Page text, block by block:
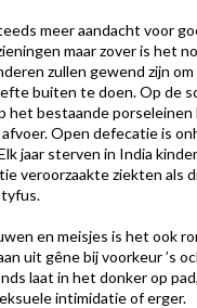
meer aandacht voor
maar zover is het
zullen gewend zijn om
buiten te doen. Op de
het bestaande
Open defecatie is
jaar sterven in India
veroorzaakte ziekten als
en meisjes is het ook
uit gêne bij voorkeur ’s
laat in het donker op
intimidatie of erger.